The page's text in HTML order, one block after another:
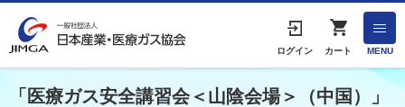
ログイン カート MENU
English
「医療ガス安全講習会＜山陰会場＞（中国）」